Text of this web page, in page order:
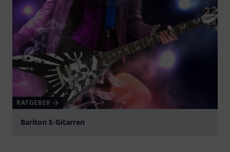
RATGEBER
Bariton E-Gitarren